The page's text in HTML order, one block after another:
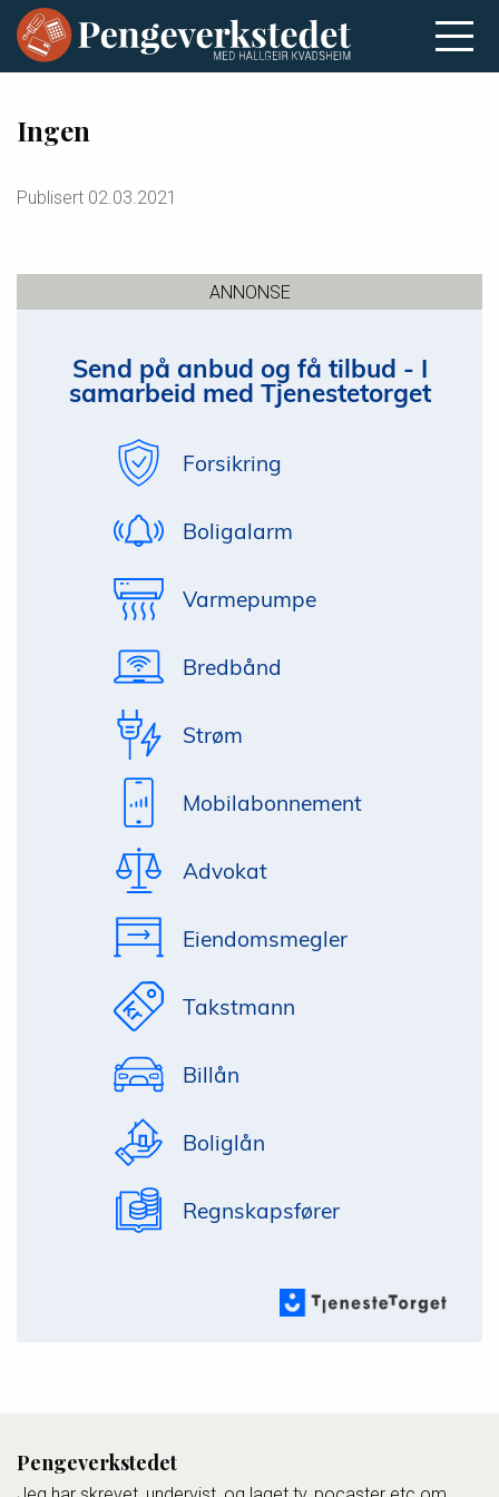
Ingen
Publisert 02.03.2021
ANNONSE
Send på anbud og få tilbud - I
samarbeid med Tjenestetorget
Forsikring
Boligalarm
Varmepumpe
Bredbånd
Strøm
Mobilabonnement
Advokat
Eiendomsmegler
Takstmann
Billån
Boliglån
Regnskapsfører
Pengeverkstedet